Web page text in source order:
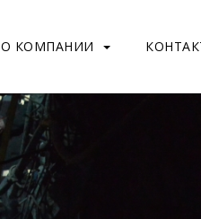
О КОМПАНИИ